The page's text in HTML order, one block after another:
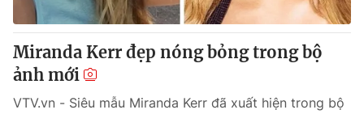
Cơ quan báo chí:Thời báo VTV
Giấy phép hoạt động báo in và báo điện tử số 483/GP-BTTTT
cấp ngày 29/12/2023
Tổng Biên tập:Vũ Thanh Thủy
Phó Tổng Biên tập: Nguyễn Thị Mỹ Hạnh, Phạm Quốc Thắng,
Nguyễn Trọng Ninh
Miranda Kerr đẹp nóng bỏng trong bộ
ảnh mới
VTV.vn - Siêu mẫu Miranda Kerr đã xuất hiện trong bộ